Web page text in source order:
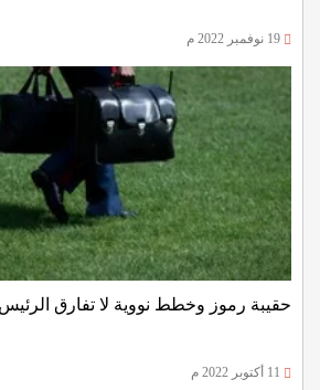
حقيبة رموز وخطط نووية لا تفارق